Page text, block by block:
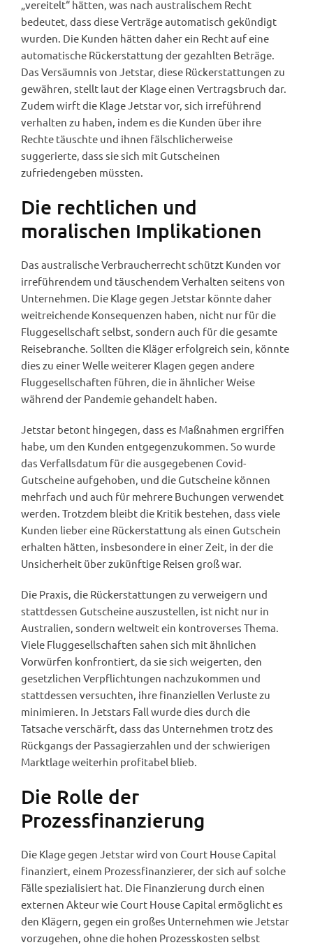
„vereitelt“ hätten, was nach australischem Recht
bedeutet, dass diese Verträge automatisch gekündigt
wurden. Die Kunden hätten daher ein Recht auf eine
automatische Rückerstattung der gezahlten Beträge.
Das Versäumnis von Jetstar, diese Rückerstattungen zu
gewähren, stellt laut der Klage einen Vertragsbruch dar.
Zudem wirft die Klage Jetstar vor, sich irreführend
verhalten zu haben, indem es die Kunden über ihre
Rechte täuschte und ihnen fälschlicherweise
suggerierte, dass sie sich mit Gutscheinen
zufriedengeben müssten.
Die rechtlichen und
moralischen Implikationen
Das australische Verbraucherrecht schützt Kunden vor
irreführendem und täuschendem Verhalten seitens von
Unternehmen. Die Klage gegen Jetstar könnte daher
weitreichende Konsequenzen haben, nicht nur für die
Fluggesellschaft selbst, sondern auch für die gesamte
Reisebranche. Sollten die Kläger erfolgreich sein, könnte
dies zu einer Welle weiterer Klagen gegen andere
Fluggesellschaften führen, die in ähnlicher Weise
während der Pandemie gehandelt haben.
Jetstar betont hingegen, dass es Maßnahmen ergriffen
habe, um den Kunden entgegenzukommen. So wurde
das Verfallsdatum für die ausgegebenen Covid-
Gutscheine aufgehoben, und die Gutscheine können
mehrfach und auch für mehrere Buchungen verwendet
werden. Trotzdem bleibt die Kritik bestehen, dass viele
Kunden lieber eine Rückerstattung als einen Gutschein
erhalten hätten, insbesondere in einer Zeit, in der die
Unsicherheit über zukünftige Reisen groß war.
Die Praxis, die Rückerstattungen zu verweigern und
stattdessen Gutscheine auszustellen, ist nicht nur in
Australien, sondern weltweit ein kontroverses Thema.
Viele Fluggesellschaften sahen sich mit ähnlichen
Vorwürfen konfrontiert, da sie sich weigerten, den
gesetzlichen Verpflichtungen nachzukommen und
stattdessen versuchten, ihre finanziellen Verluste zu
minimieren. In Jetstars Fall wurde dies durch die
Tatsache verschärft, dass das Unternehmen trotz des
Rückgangs der Passagierzahlen und der schwierigen
Marktlage weiterhin profitabel blieb.
Die Rolle der
Prozessfinanzierung
Die Klage gegen Jetstar wird von Court House Capital
finanziert, einem Prozessfinanzierer, der sich auf solche
Fälle spezialisiert hat. Die Finanzierung durch einen
externen Akteur wie Court House Capital ermöglicht es
den Klägern, gegen ein großes Unternehmen wie Jetstar
vorzugehen, ohne die hohen Prozesskosten selbst